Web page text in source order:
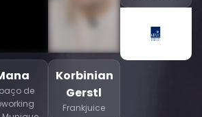
de
Korbinian
Gerstl
Frankjuice